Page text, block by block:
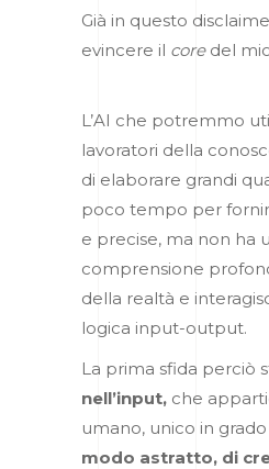
Già in questo
evincere il core del
L’AI che potremmo
lavoratori della
di elaborare grandi
poco tempo per
e precise, ma non ha
comprensione
della realtà e
logica input-output.
La prima sfida perciò
nell’input, che
umano, unico in grado
modo astratto, di